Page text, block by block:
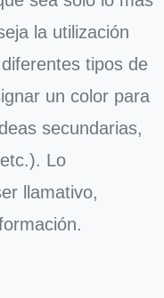
la utilización
tipos de
un color para
secundarias,
Lo
llamativo,